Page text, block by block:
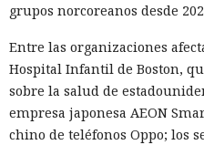
grupos norcoreanos desde
Entre las organizaciones
Hospital Infantil de Boston,
sobre la salud de
empresa japonesa AEON
chino de teléfonos Oppo; los